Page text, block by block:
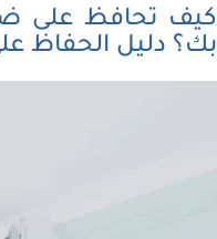
كيف تحافظ على
بك؟ دليل الحفاظ